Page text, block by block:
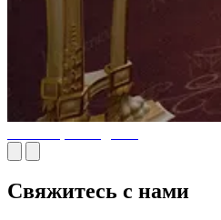
Свяжитесь с нами